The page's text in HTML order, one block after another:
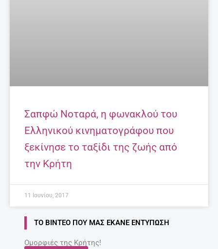
Σαπφώ Νοταρά, η φωνακλού του
Ελληνικού κινηματογράφου που
ξεκίνησε το ταξίδι της ζωής από
την Κρήτη
11 Ιουνίου, 2017
ΤΟ ΒΊΝΤΕΟ ΠΟΥ ΜΑΣ ΈΚΑΝΕ ΕΝΤΎΠΩΣΗ
Ομορφιές της Κρήτης!